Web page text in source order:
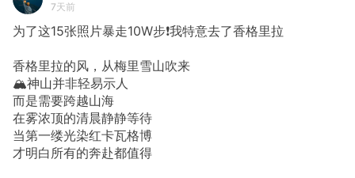
7天前
为了这15张照片暴走10W步❗我特意去了香格里拉
香格里拉的风，从梅里雪山吹来
🏔️神山并非轻易示人
而是需要跨越山海
在雾浓顶的清晨静静等待
当第一缕光染红卡瓦格博
才明白所有的奔赴都值得